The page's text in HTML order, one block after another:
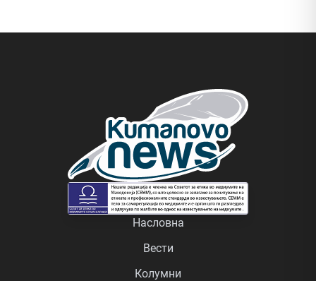
Насловна
Вести
Колумни